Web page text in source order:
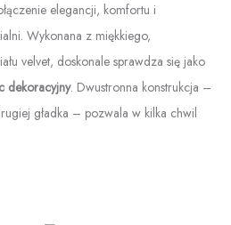
elegancji, komfortu i
Wykonana z miękkiego,
velvet, doskonale sprawdza się jako
dekoracyjny. Dwustronna konstrukcja –
gładka – pozwala w kilka chwil